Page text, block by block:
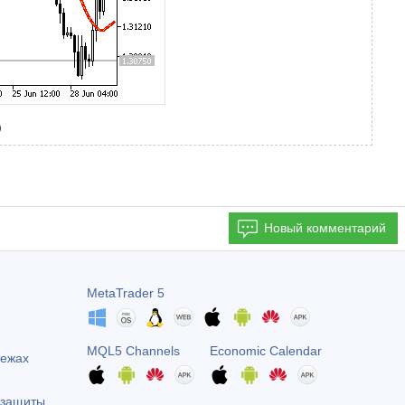
Новый комментарий
MetaTrader 5
MQL5 Channels Economic Calendar